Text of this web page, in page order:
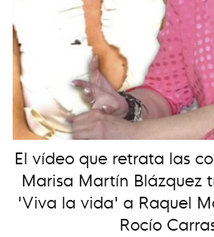
El vídeo que retrata las
Marisa Martín Blázquez
'Viva la vida' a Raquel
Rocío